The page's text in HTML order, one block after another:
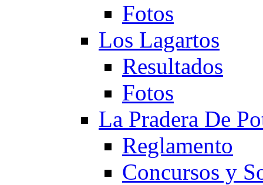
Fotos
Los Lagartos
Resultados
Fotos
La Pradera De
Reglamento
Concursos y